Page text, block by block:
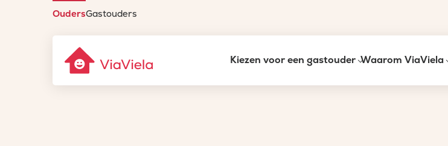
OudersGastouders
Kiezen voor een gastouder Waarom ViaViela